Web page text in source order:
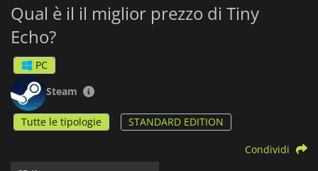
Qual è il il miglior prezzo di Tiny
Echo?
PC
Steam
Tutte le tipologie STANDARD EDITION
Condividi